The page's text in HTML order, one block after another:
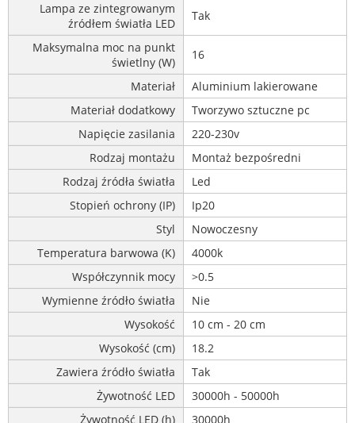
Lampa ze zintegrowanym
źródłem światła LED
Tak
Maksymalna moc na punkt
świetlny (W)
16
Materiał
Aluminium lakierowane
Materiał dodatkowy
Tworzywo sztuczne pc
Napięcie zasilania
220-230v
Rodzaj montażu
Montaż bezpośredni
Rodzaj źródła światła
Led
Stopień ochrony (IP)
Ip20
Styl
Nowoczesny
Temperatura barwowa (K)
4000k
Współczynnik mocy
>0.5
Wymienne źródło światła
Nie
Wysokość
10 cm - 20 cm
Wysokość (cm)
18.2
Zawiera źródło światła
Tak
Żywotność LED
30000h - 50000h
Żywotność LED (h)
30000h